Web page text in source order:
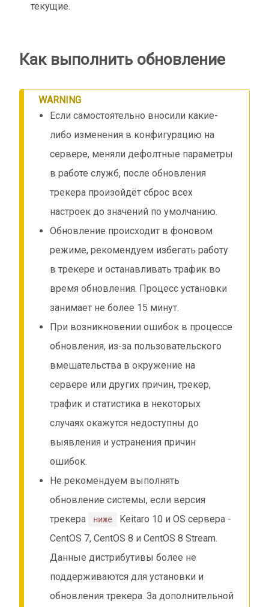
текущие.
Как выполнить обновление
WARNING
Если самостоятельно вносили какие-
либо изменения в конфигурацию на
сервере, меняли дефолтные параметры
в работе служб, после обновления
трекера произойдёт сброс всех
настроек до значений по умолчанию.
Обновление происходит в фоновом
режиме, рекомендуем избегать работу
в трекере и останавливать трафик во
время обновления. Процесс установки
занимает не более 15 минут.
При возникновении ошибок в процессе
обновления, из-за пользовательского
вмешательства в окружение на
сервере или других причин, трекер,
трафик и статистика в некоторых
случаях окажутся недоступны до
выявления и устранения причин
ошибок.
Не рекомендуем выполнять
обновление системы, если версия
трекера
ниже
Keitaro 10 и OS сервера -
CentOS 7, CentOS 8 и CentOS 8 Stream.
Данные дистрибутивы более не
поддерживаются для установки и
обновления трекера. За дополнительной